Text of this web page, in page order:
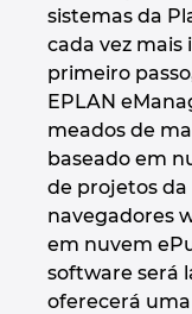
sistemas da
cada vez mais
primeiro
EPLAN
meados de
baseado em
de projetos da
navegadores
em nuvem
software será
oferecerá
Germany
Greece
Hungary
India
Indonesia